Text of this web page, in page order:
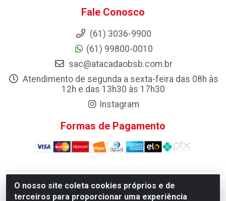
O nosso site coleta cookies próprios e de
terceiros para proporcionar uma experiência
Fale Conosco
(61) 3036-9900
(61) 99800-0010
sac@atacadaobsb.com.br
Atendimento de segunda a sexta-feira das 08h às
12h e das 13h30 às 17h30
Instagram
Formas de Pagamento
Atacadao da Limpeza F. Pereira Queiroz Comercio e
Distribuicao LTDA - Quadra Qi 10 Lotes 39 e, 41 - Setor